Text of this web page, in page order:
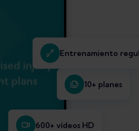
Entrenamiento
10+ planes
600+ vídeos HD